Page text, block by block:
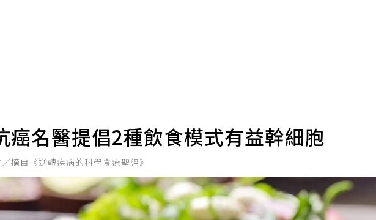
癌名醫提倡2種飲食模式有益幹細胞
摘自《逆轉疾病的科學食療聖經》